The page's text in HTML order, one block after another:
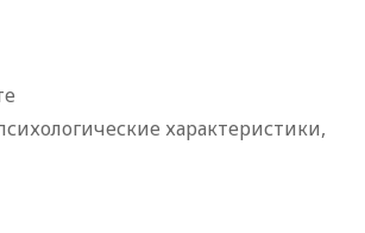
характеристики,